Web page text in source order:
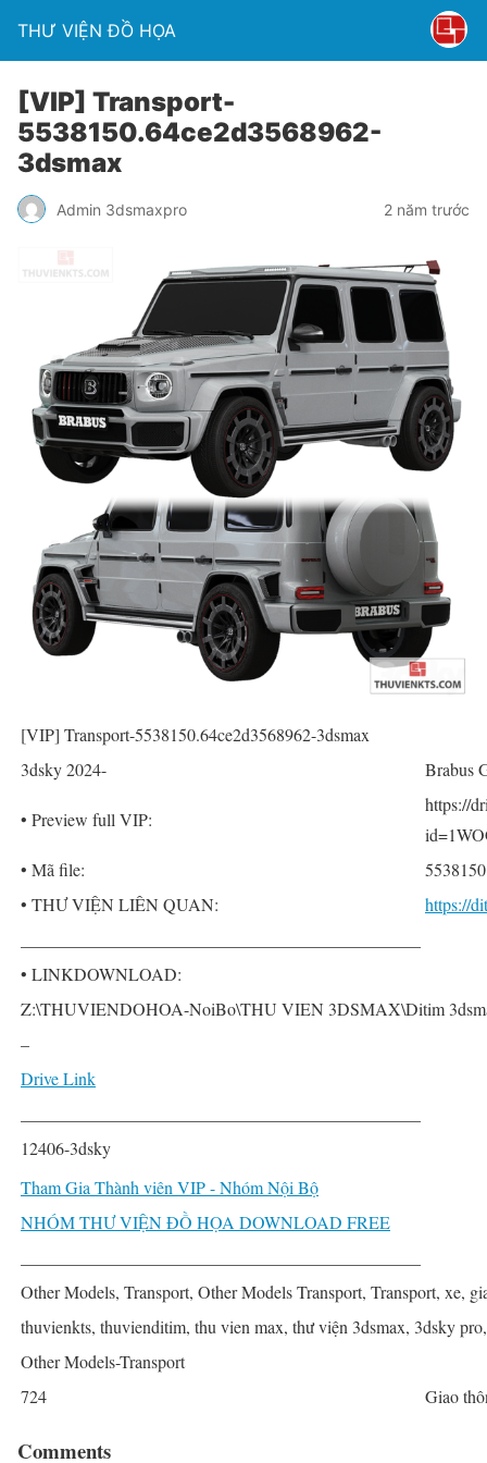
THƯ VIỆN ĐỒ HỌA
[VIP] Transport-
5538150.64ce2d3568962-
3dsmax
Admin 3dsmaxpro 2 năm trước
[VIP] Transport-5538150.64ce2d3568962-3dsmax
3dsky 2024-
Brabus
• Preview full VIP:
https://
• Mã file:
• THƯ VIỆN LIÊN QUAN:
https://
• LINKDOWNLOAD:
Z:\THUVIENDOHOA-NoiBo\THU VIEN 3DSMAX\Ditim
–
Drive Link
12406-3dsky
Tham Gia Thành viên VIP - Nhóm Nội Bộ
NHÓM THƯ VIỆN ĐỒ HỌA DOWNLOAD FREE
Other Models, Transport, Other Models Transport, Transport, xe,
thuvienkts, thuvienditim, thu vien max, thư viện 3dsmax, 3dsky
Other Models-Transport
724
Giao
Comments